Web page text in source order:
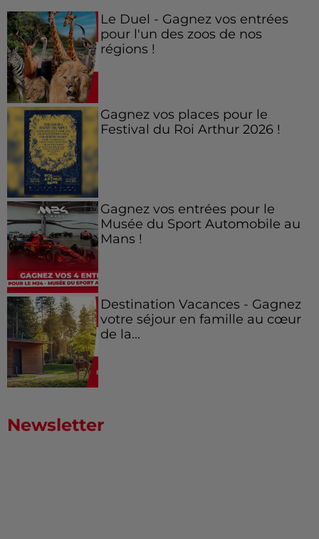
Le Duel - Gagnez vos entrées
pour l'un des zoos de nos
régions !
Gagnez vos places pour le
Festival du Roi Arthur 2026 !
Gagnez vos entrées pour le
Musée du Sport Automobile au
Mans !
Destination Vacances - Gagnez
votre séjour en famille au cœur
de la...
Newsletter